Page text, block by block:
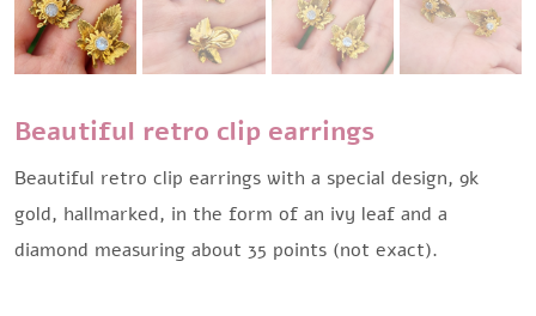
Beautiful retro clip earrings
Beautiful retro clip earrings with a special design, 9k
gold, hallmarked, in the form of an ivy leaf and a
diamond measuring about 35 points (not exact).